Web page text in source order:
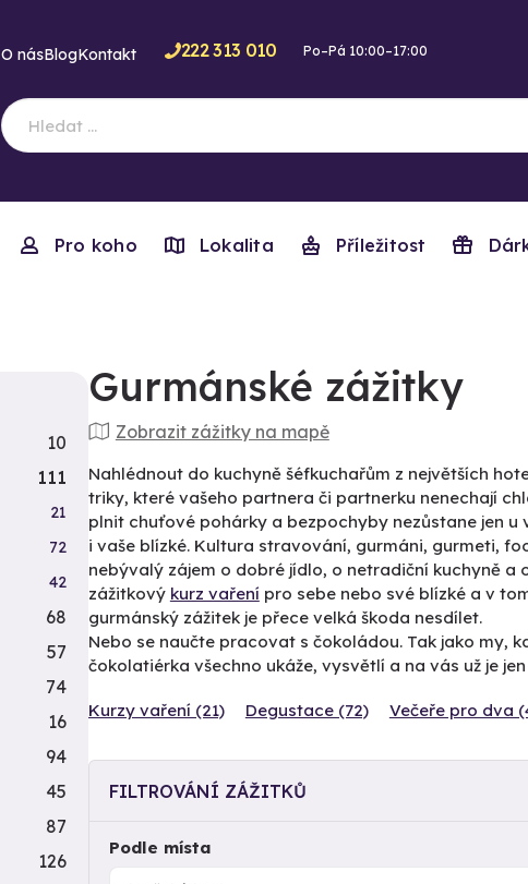
O násBlogKontakt 222 313 010 Po–Pá 10:00–17:00
Pro koho Lokalita Příležitost
Gurmánské zážitky
Zobrazit zážitky na mapě
Nahlédnout do kuchyně šéfkuchařům z největších
triky, které vašeho partnera či partnerku nenechají
plnit chuťové pohárky a bezpochyby nezůstane jen
i vaše blízké. Kultura stravování, gurmáni, gurmeti,
nebývalý zájem o dobré jídlo, o netradiční kuchyně
zážitkový kurz vaření pro sebe nebo své blízké a v
gurmánský zážitek je přece velká škoda nesdílet.
Nebo se naučte pracovat s čokoládou. Tak jako my,
čokolatiérka všechno ukáže, vysvětlí a na vás už je
Kurzy vaření (21) Degustace (72) Večeře pro dva
FILTROVÁNÍ ZÁŽITKŮ
Podle místa
10
111
21
72
42
68
57
74
16
94
45
87
126